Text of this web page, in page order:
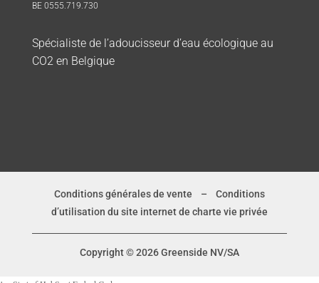
BE 0555.719.730
Spécialiste de l’adoucisseur d’eau écologique au
CO2 en Belgique
Conditions générales de vente – Conditions
d’utilisation du site internet de charte vie privée
Copyright © 2026 Greenside NV/SA